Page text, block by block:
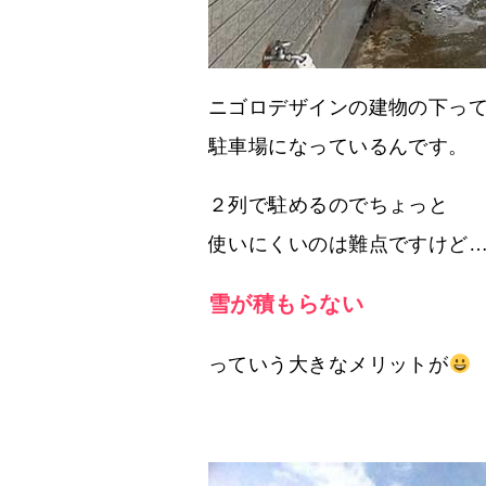
ニゴロデザインの建物の下っ
駐車場になっているんです。
２列で駐めるのでちょっと
使いにくいのは難点ですけど
雪が積もらない
っていう大きなメリットが